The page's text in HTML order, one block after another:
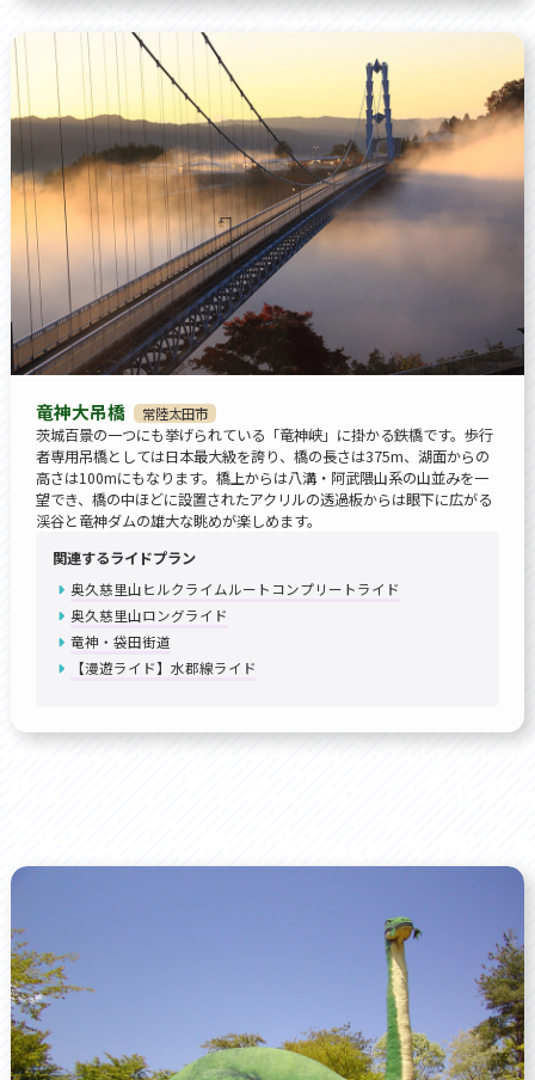
竜神大吊橋 常陸太田市
茨城百景の一つにも挙げられている「竜神峡」に掛かる鉄橋です。歩行
者専用吊橋としては日本最大級を誇り、橋の長さは375m、湖面からの
高さは100mにもなります。橋上からは八溝・阿武隈山系の山並みを一
望でき、橋の中ほどに設置されたアクリルの透過板からは眼下に広がる
渓谷と竜神ダムの雄大な眺めが楽しめます。
関連するライドプラン
奥久慈里山ヒルクライムルートコンプリートライド
奥久慈里山ロングライド
竜神・袋田街道
【漫遊ライド】水郡線ライド